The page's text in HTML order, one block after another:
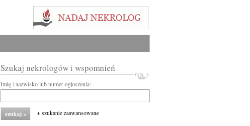
Szukaj nekrologów i wspomnień
Imię i nazwisko lub numer ogłoszenia:
+ szukanie zaawansowane